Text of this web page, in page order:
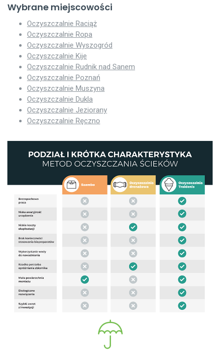
Wybrane miejscowości
Oczyszczalnie Raciąż
Oczyszczalnie Ropa
Oczyszczalnie Wyszogród
Oczyszczalnie Kije
Oczyszczalnie Rudnik nad Sanem
Oczyszczalnie Poznań
Oczyszczalnie Muszyna
Oczyszczalnie Dukla
Oczyszczalnie Jeziorany
Oczyszczalnie Ręczno